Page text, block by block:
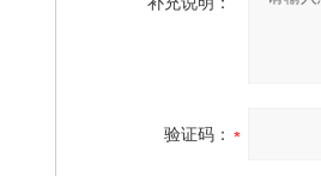
验证码：